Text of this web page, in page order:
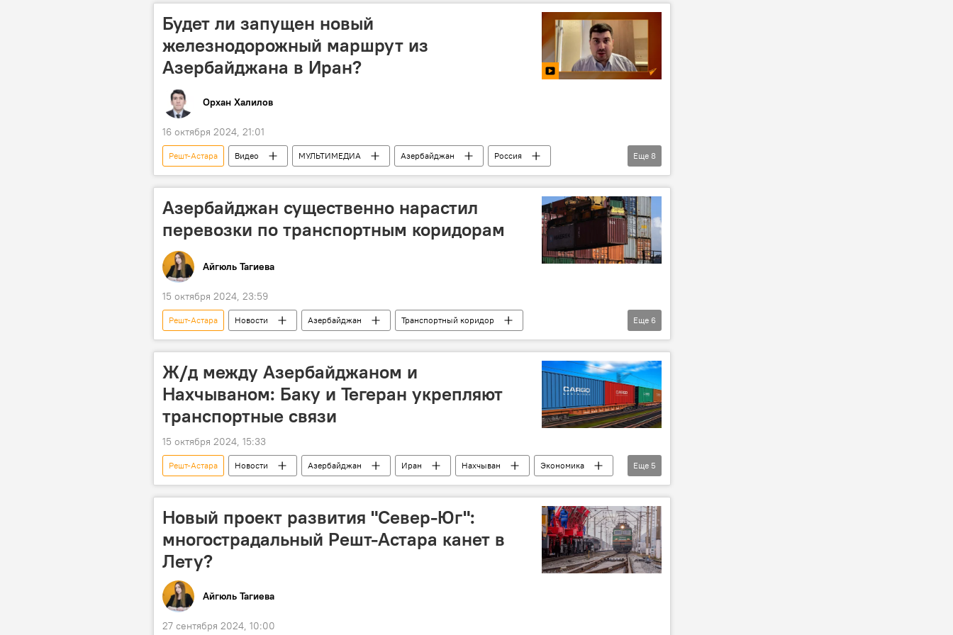
Будет ли запущен новый
железнодорожный маршрут из
Азербайджана в Иран?
Орхан Халилов
16 октября 2024, 21:01
Решт-Астара Видео МУЛЬТИМЕДИА Азербайджан
Россия
Экономика
Транспорт Каспийское море
Центральная Азия
Санкт-Петербург
Еще 8
Азербайджан существенно нарастил
перевозки по транспортным коридорам
Айгюль Тагиева
15 октября 2024, 23:59
Решт-Астара Новости Азербайджан
Транспортный коридор
Инфраструктура
Коридор "Север-Юг"
Санкт-Петербург
Иран
Мумбаи
Еще 6
Ж/д между Азербайджаном и
Нахчываном: Баку и Тегеран укрепляют
транспортные связи
15 октября 2024, 15:33
Решт-Астара Новости Азербайджан Иран Нахчыван
Экономика
Коридор "Север-Юг"
Транспортный коридор
Шахин Мустафаев
Еще 5
Новый проект развития "Север-Юг":
многострадальный Решт-Астара канет в
Лету?
Айгюль Тагиева
27 сентября 2024, 10:00